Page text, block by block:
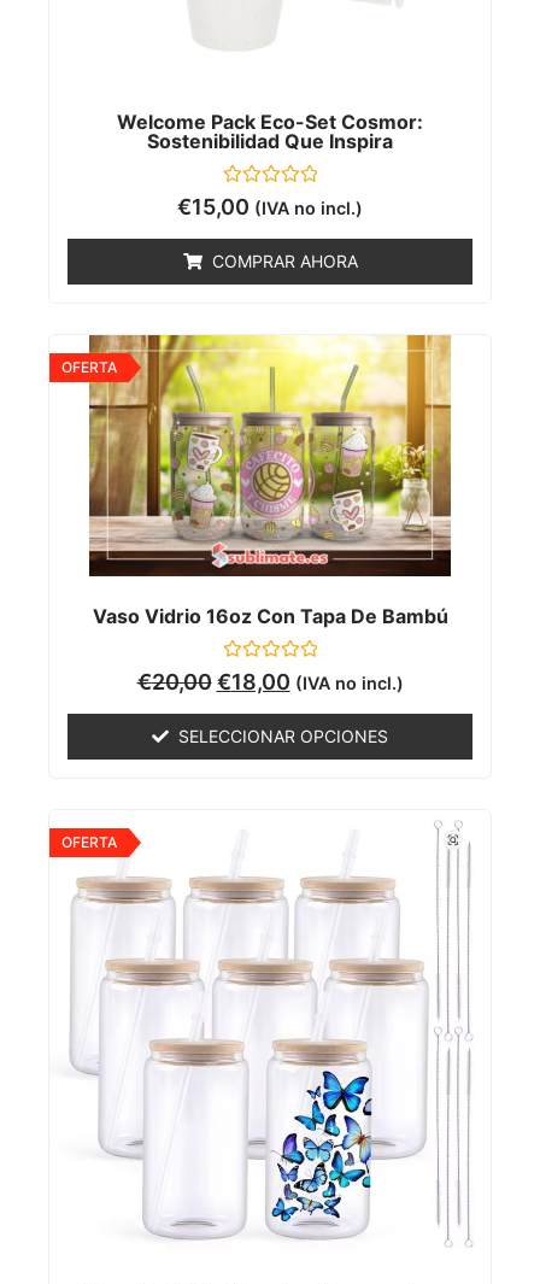
Welcome Pack Eco-Set Cosmor:
Sostenibilidad Que Inspira
Valorado
con
5
€15,00 (IVA no incl.)
COMPRAR AHORA
Vaso Vidrio 16oz Con Tapa De Bambú
Valorado
con
5
OFERTA
€20,00 €18,00 (IVA no incl.)
SELECCIONAR OPCIONES
OFERTA